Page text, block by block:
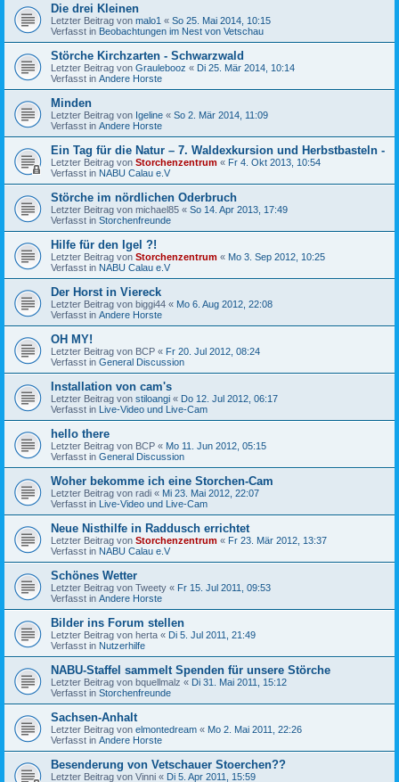
Die drei Kleinen
Letzter Beitrag von malo1 « So 25. Mai 2014, 10:15
Verfasst in Beobachtungen im Nest von Vetschau
Störche Kirchzarten - Schwarzwald
Letzter Beitrag von Graulebooz « Di 25. Mär 2014, 10:14
Verfasst in Andere Horste
Minden
Letzter Beitrag von Igeline « So 2. Mär 2014, 11:09
Verfasst in Andere Horste
Ein Tag für die Natur – 7. Waldexkursion und Herbstbasteln -
Letzter Beitrag von Storchenzentrum « Fr 4. Okt 2013, 10:54
Verfasst in NABU Calau e.V
Störche im nördlichen Oderbruch
Letzter Beitrag von michael85 « So 14. Apr 2013, 17:49
Verfasst in Storchenfreunde
Hilfe für den Igel ?!
Letzter Beitrag von Storchenzentrum « Mo 3. Sep 2012, 10:25
Verfasst in NABU Calau e.V
Der Horst in Viereck
Letzter Beitrag von biggi44 « Mo 6. Aug 2012, 22:08
Verfasst in Andere Horste
OH MY!
Letzter Beitrag von BCP « Fr 20. Jul 2012, 08:24
Verfasst in General Discussion
Installation von cam's
Letzter Beitrag von stiloangi « Do 12. Jul 2012, 06:17
Verfasst in Live-Video und Live-Cam
hello there
Letzter Beitrag von BCP « Mo 11. Jun 2012, 05:15
Verfasst in General Discussion
Woher bekomme ich eine Storchen-Cam
Letzter Beitrag von radi « Mi 23. Mai 2012, 22:07
Verfasst in Live-Video und Live-Cam
Neue Nisthilfe in Raddusch errichtet
Letzter Beitrag von Storchenzentrum « Fr 23. Mär 2012, 13:37
Verfasst in NABU Calau e.V
Schönes Wetter
Letzter Beitrag von Tweety « Fr 15. Jul 2011, 09:53
Verfasst in Andere Horste
Bilder ins Forum stellen
Letzter Beitrag von herta « Di 5. Jul 2011, 21:49
Verfasst in Nutzerhilfe
NABU-Staffel sammelt Spenden für unsere Störche
Letzter Beitrag von bquellmalz « Di 31. Mai 2011, 15:12
Verfasst in Storchenfreunde
Sachsen-Anhalt
Letzter Beitrag von elmontedream « Mo 2. Mai 2011, 22:26
Verfasst in Andere Horste
Besenderung von Vetschauer Stoerchen??
Letzter Beitrag von Vinni « Di 5. Apr 2011, 15:59